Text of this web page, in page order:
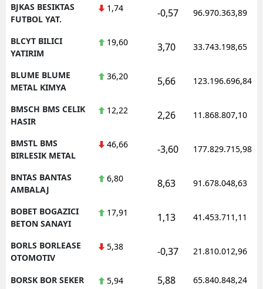
BJKAS BESIKTAS
FUTBOL YAT.
1,74 -0,57 96.970.363,89
BLCYT BILICI
YATIRIM
19,60 3,70 33.743.198,65
BLUME BLUME
METAL KIMYA
36,20 5,66 123.196.696,84
BMSCH BMS CELIK
HASIR
12,22 2,26 11.868.807,10
BMSTL BMS
BIRLESIK METAL
46,66 -3,60 177.829.715,98
BNTAS BANTAS
AMBALAJ
6,80 8,63 91.678.048,63
BOBET BOGAZICI
BETON SANAYI
17,91 1,13 41.453.711,11
BORLS BORLEASE
OTOMOTIV
5,38 -0,37 21.810.012,96
BORSK BOR SEKER 5,94 5,88 65.840.848,24